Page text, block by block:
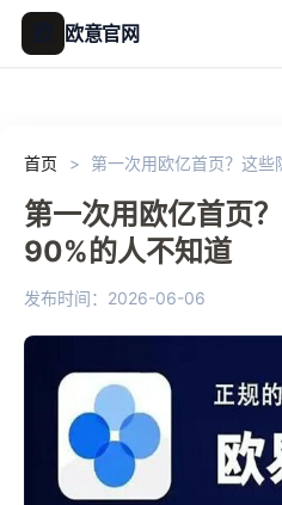
欧意官网
首页 > 第一次用欧亿首页？这
第一次用欧亿首页
90%的人不知道
发布时间：2026-06-06